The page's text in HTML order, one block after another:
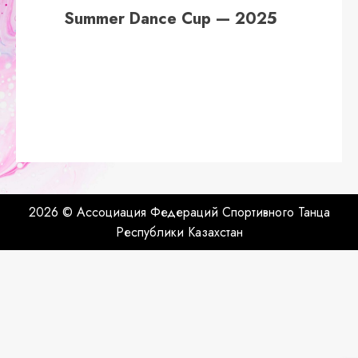
Summer Dance Cup — 2025
2026 © Ассоциация Федераций Спортивного Танца
Республики Казахстан